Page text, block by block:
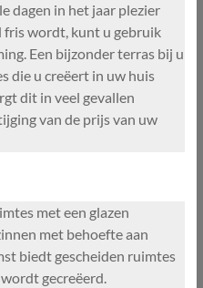
dagen in het jaar plezier
fris wordt, kunt u gebruik
Een bijzonder terras bij u
die u creëert in uw huis
dit in veel gevallen
van de prijs van uw
met een glazen
met behoefte aan
biedt gescheiden ruimtes
gecreëerd.